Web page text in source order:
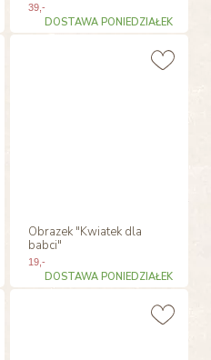
39 ,-
DOSTAWA PONIEDZIAŁEK
Obrazek "Kwiatek dla
babci"
19 ,-
DOSTAWA PONIEDZIAŁEK